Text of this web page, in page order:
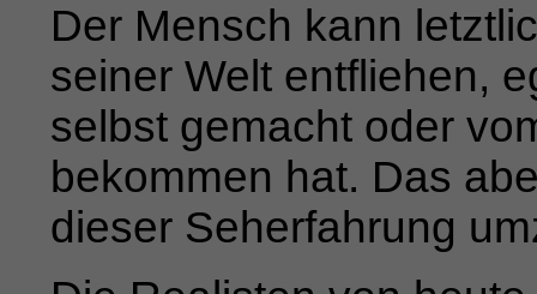
Der Mensch kann
seiner Welt entfliehen,
selbst gemacht oder
bekommen hat. Das
die­ser Seherfahrung